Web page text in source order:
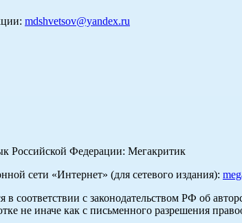
mdshvetsov@yandex.ru
Российской Федерации: Мегакритик
сети «Интернет» (для сетевого издания):
соответствии с законодательством РФ об
не иначе как с письменного разрешения